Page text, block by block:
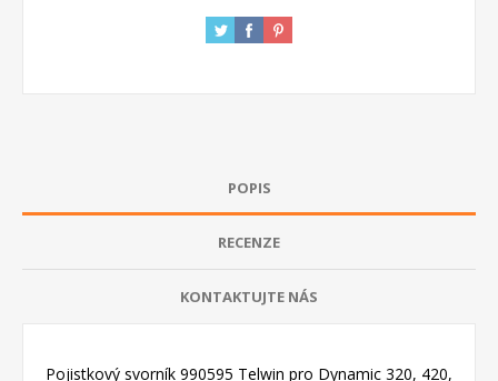
POPIS
RECENZE
KONTAKTUJTE NÁS
Pojistkový svorník 990595 Telwin pro Dynamic 320, 420,